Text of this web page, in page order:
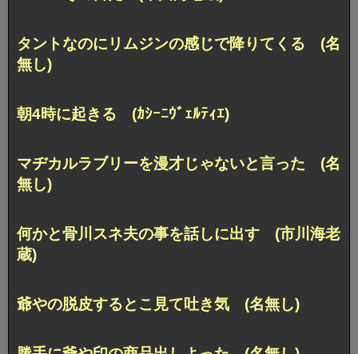
タントなのにリムジンの感じで降りてくる (名
無し)
朝4時に起きる (ｶｼｰﾆｳﾞｪﾙﾃｨｴ)
マヂカルラブリーを漫才じゃないと言った (名
無し)
何かと骨川スネ夫の事を話しに出す (市川海老
蔵)
爺やの脱皮するとこ見て吐き気 (名無し)